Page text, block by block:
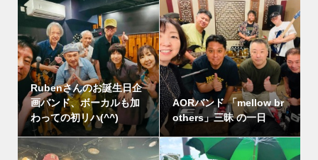
Rubenさんのお誕生日企
画バンド、ボーカルも加
わっての初リハ(^^)
AORバンド 「mellow br
others」三昧 の一日